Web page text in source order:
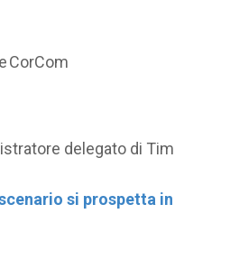
CorCom
delegato di Tim
si prospetta in